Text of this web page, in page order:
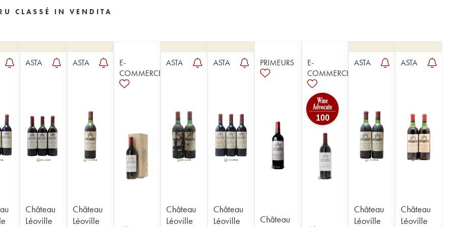
CLASSÉ IN VENDITA
ASTA
Château
Léoville
ASTA
Château
Léoville
E-
COMMERCE
ASTA
Château
Léoville
ASTA
Château
Léoville
PRIMEURS
Château
E-
COMMERCE
100
ASTA
Château
Léoville
ASTA
Château
Léoville